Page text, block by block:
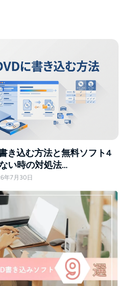
き込む方法と無料ソフト4
い時の対処法
応】
年7月30日